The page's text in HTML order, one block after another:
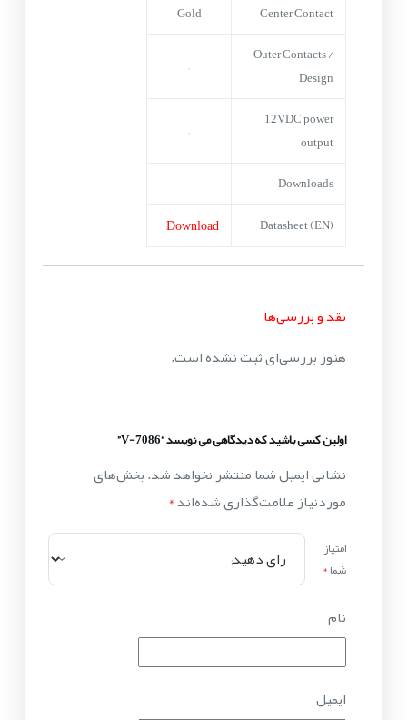
Center Contact
Gold
Outer Contacts /
Design
–
12VDC power
output
–
Downloads
Datasheet (EN)
Download
نقد و بررسی‌ها
هنوز بررسی‌ای ثبت نشده است.
اولین کسی باشید که دیدگاهی می نویسد “V-7086”
نشانی ایمیل شما منتشر نخواهد شد.بخش‌های
موردنیاز علامت‌گذاری شده‌اند*
امتیاز
شما*
نام
ایمیل